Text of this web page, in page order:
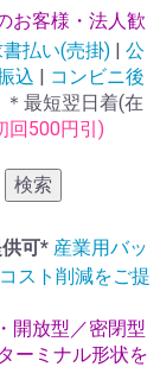
お客様・法人歓
払い(売掛) | 公
込 | コンビニ後
＊最短翌日着(在
回500円引)
検索
可* 産業用バッ
スト削減をご提
開放型／密閉型
ーミナル形状を